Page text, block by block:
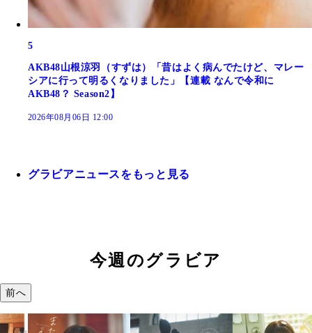
5
AKB48山根涼羽（すずは）「昔はよく病んでたけど、マレー
シアに行って明るくなりました」【連載 なんで令和に
AKB48？ Season2】
2026年08月06日 12:00
グラビアニュースをもっと見る
今週のグラビア
前へ